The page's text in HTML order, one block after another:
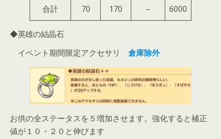
合計 70 170 – 6000
◆英雄の結晶石
イベント期間限定アクセサリ 倉庫除外
お供の全ステータスを５増加させます。強化すると補正
値が１０・２０と伸びます